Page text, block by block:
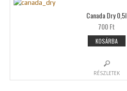
Canada Dry 0,5l
700 Ft
KOSÁRBA
RÉSZLETEK